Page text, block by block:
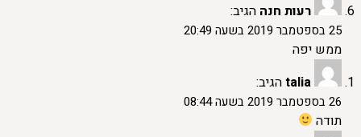
רעות חנה הגיב:
25 בספטמבר 2019 בשעה 20:49
ממש יפה
taliaהגיב:
26 בספטמבר 2019 בשעה 08:44
תודה